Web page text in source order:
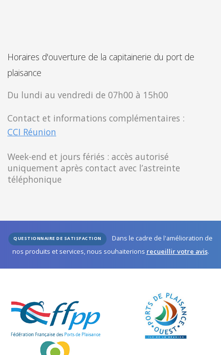
Horaires d'ouverture de la capitainerie du port de
plaisance
Du lundi au vendredi de 07h00 à 15h00
Contact et informations complémentaires :
CCI Réunion
Week-end et jours fériés : accès autorisé
uniquement après contact avec l’astreinte
téléphonique
QUESTIONNAIRE DE SATISFACTION
Dans le cadre de l'amélioration de
nos produits et services, nous souhaiterions recueillir votre avis.